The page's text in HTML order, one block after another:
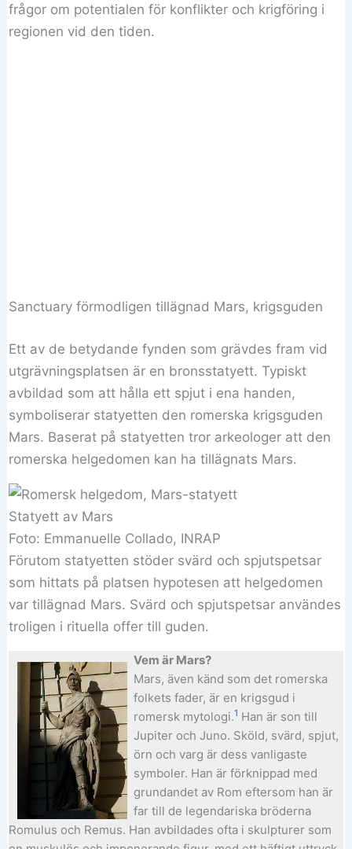
frågor om potentialen för konflikter och krigföring i
regionen vid den tiden.
Sanctuary förmodligen tillägnad Mars, krigsguden
Ett av de betydande fynden som grävdes fram vid
utgrävningsplatsen är en bronsstatyett. Typiskt
avbildad som att hålla ett spjut i ena handen,
symboliserar statyetten den romerska krigsguden
Mars. Baserat på statyetten tror arkeologer att den
romerska helgedomen kan ha tillägnats Mars.
Statyett av Mars
Foto: Emmanuelle Collado, INRAP
Förutom statyetten stöder svärd och spjutspetsar
som hittats på platsen hypotesen att helgedomen
var tillägnad Mars. Svärd och spjutspetsar användes
troligen i rituella offer till guden.
Vem är Mars?
Mars, även känd som det romerska
folkets fader, är en krigsgud i
romersk mytologi.1 Han är son till
Jupiter och Juno. Sköld, svärd, spjut,
örn och varg är dess vanligaste
symboler. Han är förknippad med
grundandet av Rom eftersom han är
far till de legendariska bröderna
Romulus och Remus. Han avbildades ofta i skulpturer som